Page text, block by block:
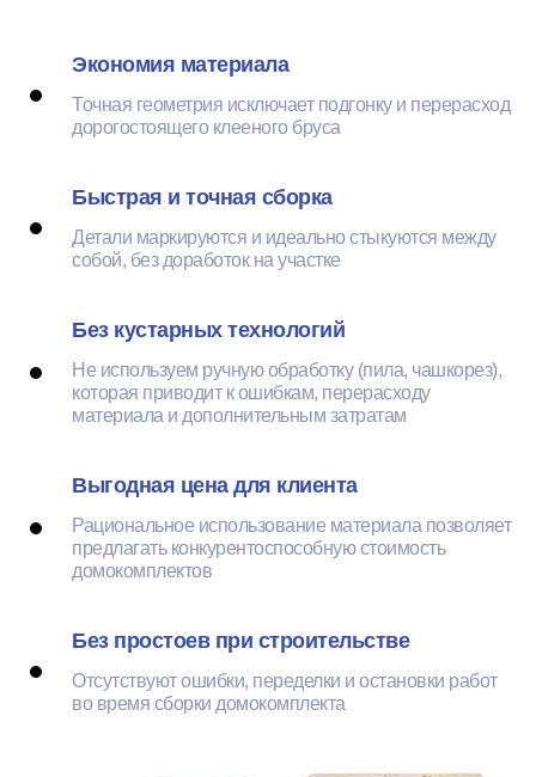
Экономия материала
Точная геометрия исключает подгонку и перерасход
дорогостоящего клееного бруса
Быстрая и точная сборка
Детали маркируются и идеально стыкуются между
собой, без доработок на участке
Без кустарных технологий
Не используем ручную обработку (пила, чашкорез),
которая приводит к ошибкам, перерасходу
материала и дополнительным затратам
Выгодная цена для клиента
Рациональное использование материала позволяет
предлагать конкурентоспособную стоимость
домокомплектов
Без простоев при строительстве
Отсутствуют ошибки, переделки и остановки работ
во время сборки домокомплекта